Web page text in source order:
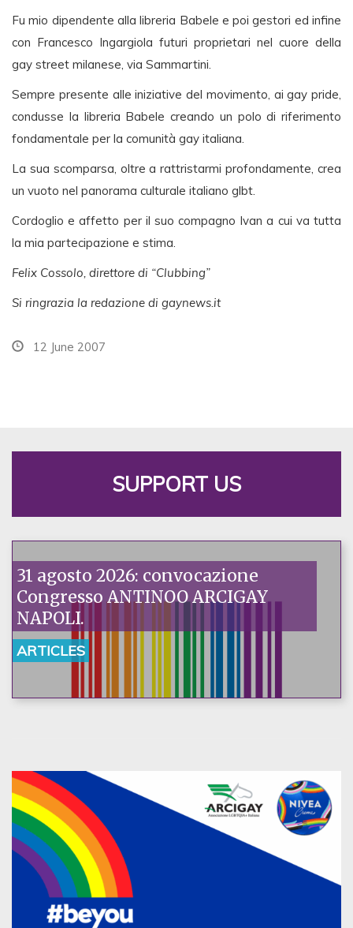
Fu mio dipendente alla libreria Babele e poi gestori ed infine
con Francesco Ingargiola futuri proprietari nel cuore della
gay street milanese, via Sammartini.
Sempre presente alle iniziative del movimento, ai gay pride,
condusse la libreria Babele creando un polo di riferimento
fondamentale per la comunità gay italiana.
La sua scomparsa, oltre a rattristarmi profondamente, crea
un vuoto nel panorama culturale italiano glbt.
Cordoglio e affetto per il suo compagno Ivan a cui va tutta
la mia partecipazione e stima.
Felix Cossolo, direttore di “Clubbing”
Si ringrazia la redazione di gaynews.it
12 June 2007
SUPPORT US
31 agosto 2026: convocazione
Congresso ANTINOO ARCIGAY
NAPOLI.
ARTICLES